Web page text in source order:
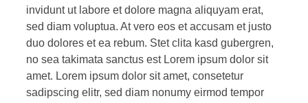
invidunt ut labore et dolore magna aliquyam erat,
sed diam voluptua. At vero eos et accusam et justo
duo dolores et ea rebum. Stet clita kasd gubergren,
no sea takimata sanctus est Lorem ipsum dolor sit
amet. Lorem ipsum dolor sit amet, consetetur
sadipscing elitr, sed diam nonumy eirmod tempor